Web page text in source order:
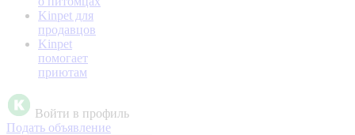
Kinpet для
продавцов
Kinpet
помогает
приютам
Войти в профиль
Подать объявление